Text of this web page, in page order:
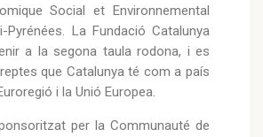
Social et Environnemental
Pyrénées. La Fundació Catalunya
a la segona taula rodona, i es
que Catalunya té com a país
i la Unió Europea.
per la Communauté de